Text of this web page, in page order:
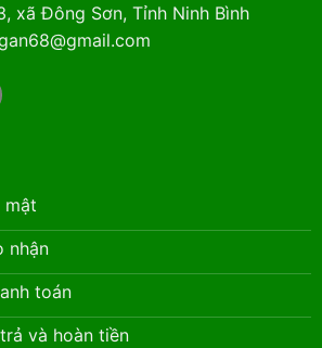
xã Đông Sơn, Tỉnh Ninh Bình
mật
nhận
toán
và hoàn tiền